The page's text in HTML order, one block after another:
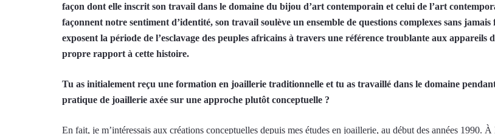
façon dont elle inscrit son travail dans le domaine du bijou d’art contemporain et celui de l’art
façonnent notre sentiment d’identité, son travail soulève un ensemble de questions complexes sans
exposent la période de l’esclavage des peuples africains à travers une référence troublante aux
propre rapport à cette histoire.
Tu as initialement reçu une formation en joaillerie traditionnelle et tu as travaillé dans le domaine
pratique de joaillerie axée sur une approche plutôt conceptuelle ?
En fait, je m’intéressais aux créations conceptuelles depuis mes études en joaillerie, au début des années 1990.